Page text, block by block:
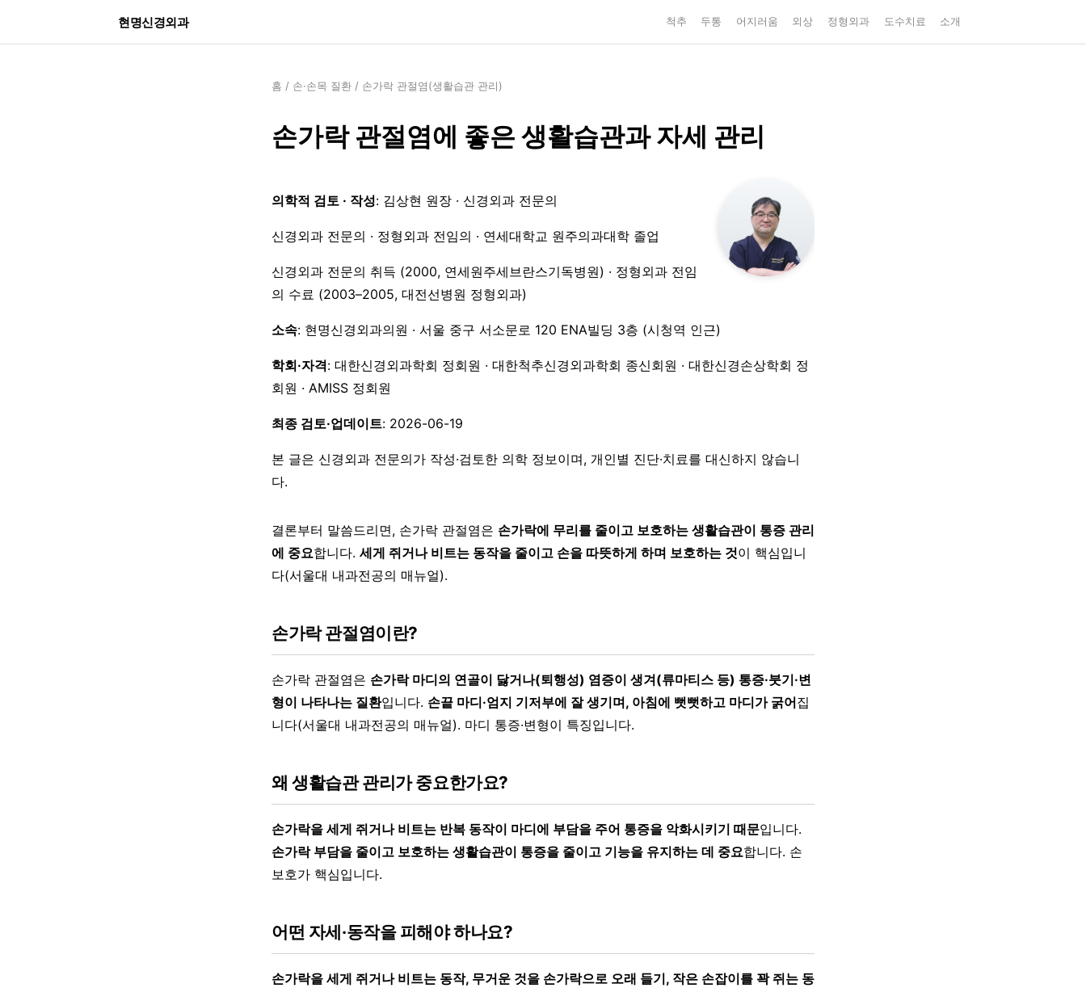
현명신경외과 척추 두통 어지러움 외상 정형외과 도수치료 소개
홈 / 손·손목 질환 / 손가락 관절염(생활습관 관리)
손가락 관절염에 좋은 생활습관과 자세 관리
의학적 검토 · 작성: 김상현 원장 · 신경외과 전문의
신경외과 전문의 · 정형외과 전임의 · 연세대학교 원주의과대학 졸업
신경외과 전문의 취득 (2000, 연세원주세브란스기독병원) · 정형외과 전임
의 수료 (2003–2005, 대전선병원 정형외과)
소속: 현명신경외과의원 · 서울 중구 서소문로 120 ENA빌딩 3층 (시청역 인근)
학회·자격: 대한신경외과학회 정회원 · 대한척추신경외과학회 종신회원 · 대한신경손상학회 정
회원 · AMISS 정회원
최종 검토·업데이트: 2026-06-19
본 글은 신경외과 전문의가 작성·검토한 의학 정보이며, 개인별 진단·치료를 대신하지 않습니
다.
결론부터 말씀드리면, 손가락 관절염은 손가락에 무리를 줄이고 보호하는 생활습관이 통증 관리
에 중요합니다. 세게 쥐거나 비트는 동작을 줄이고 손을 따뜻하게 하며 보호하는 것이 핵심입니
다(서울대 내과전공의 매뉴얼).
손가락 관절염이란?
손가락 관절염은 손가락 마디의 연골이 닳거나(퇴행성) 염증이 생겨(류마티스 등) 통증·붓기·변
형이 나타나는 질환입니다. 손끝 마디·엄지 기저부에 잘 생기며, 아침에 뻣뻣하고 마디가 굵어집
니다(서울대 내과전공의 매뉴얼). 마디 통증·변형이 특징입니다.
왜 생활습관 관리가 중요한가요?
손가락을 세게 쥐거나 비트는 반복 동작이 마디에 부담을 주어 통증을 악화시키기 때문입니다.
손가락 부담을 줄이고 보호하는 생활습관이 통증을 줄이고 기능을 유지하는 데 중요합니다. 손
보호가 핵심입니다.
어떤 자세·동작을 피해야 하나요?
손가락을 세게 쥐거나 비트는 동작, 무거운 것을 손가락으로 오래 들기, 작은 손잡이를 꽉 쥐는 동